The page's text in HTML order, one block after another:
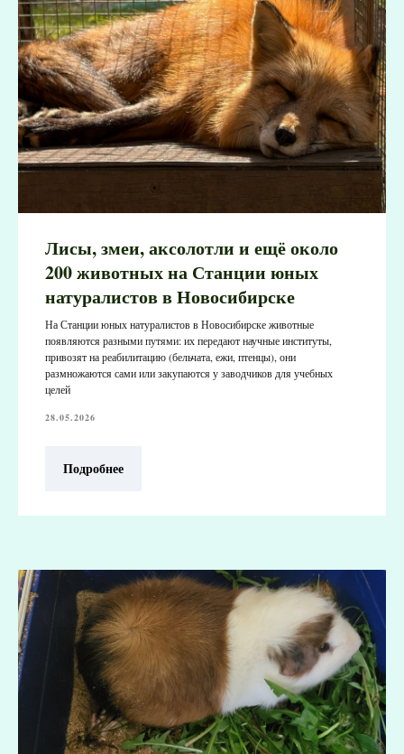
Лисы, змеи, аксолотли и ещё около
200 животных на Станции юных
натуралистов в Новосибирске
На Станции юных натуралистов в Новосибирске животные
появляются разными путями: их передают научные институты,
привозят на реабилитацию (бельчата, ежи, птенцы), они
размножаются сами или закупаются у заводчиков для учебных
целей
28.05.2026
Подробнее